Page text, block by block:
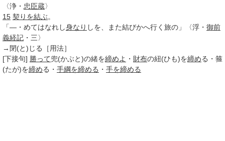
〈浄・ 忠臣蔵〉
15 契りを結ぶ。
「―・めてはなれし身なり しを、また結びかへ行く旅の」〈浮・ 御前
義経記 ・三〉
→閉(と)じる［用法］
[下接句] 勝って兜(かぶと)の緒を締めよ ・ 財布の紐(ひも)を締める・箍
(たが)を締める・ 手綱を締める ・ 手を締める